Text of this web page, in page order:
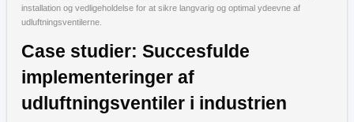
installation og vedligeholdelse for at sikre langvarig og optimal ydeevne af
udluftningsventilerne.
Case studier: Succesfulde
implementeringer af
udluftningsventiler i industrien